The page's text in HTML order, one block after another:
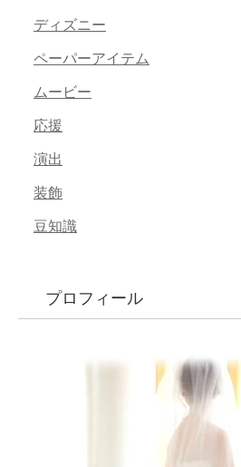
ディズニー
ペーパーアイテム
ムービー
応援
演出
装飾
豆知識
プロフィール